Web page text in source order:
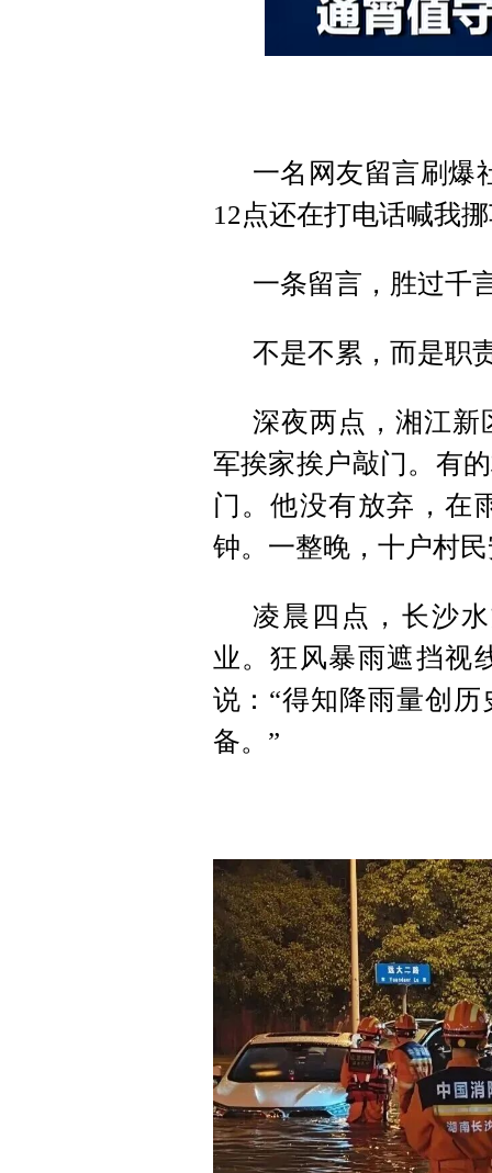
一名网友留言刷爆
12点还在打电话喊我
一条留言，胜过千
不是不累，而是职
深夜两点，湘江新
军挨家挨户敲门。有
门。他没有放弃，在
钟。一整晚，十户村
凌晨四点，长沙
业。狂风暴雨遮挡视
说：“得知降雨量创
备。”